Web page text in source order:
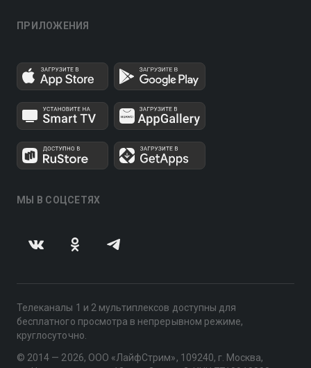
ПРИЛОЖЕНИЯ
МЫ В СОЦСЕТЯХ
Телеканалы 1 и 2 мультиплексов доступны для
бесплатного просмотра в непрерывном режиме,
круглосуточно.
© 2014 — 2026, ООО «ЛайфСтрим», 109240, г. Москва,